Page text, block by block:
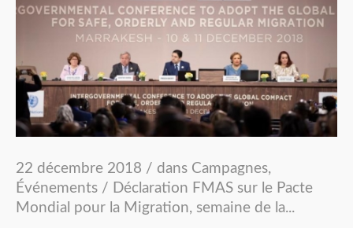
22 décembre 2018 / dans Campagnes,
Événements / Déclaration FMAS sur le Pacte
Mondial pour la Migration, semaine de la...